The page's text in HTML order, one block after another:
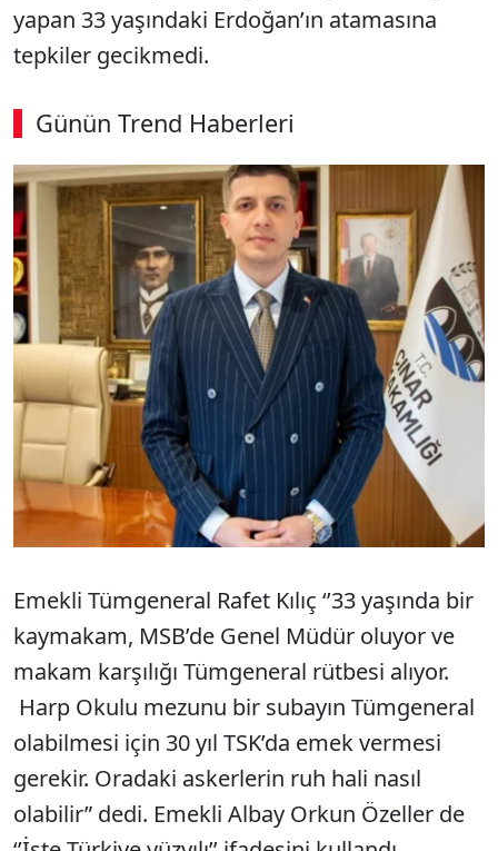
yapan 33 yaşındaki Erdoğan’ın atamasına
tepkiler gecikmedi.
Günün Trend Haberleri
Emekli Tümgeneral Rafet Kılıç ‘’33 yaşında bir
kaymakam, MSB’de Genel Müdür oluyor ve
makam karşılığı Tümgeneral rütbesi alıyor.
Harp Okulu mezunu bir subayın Tümgeneral
olabilmesi için 30 yıl TSK’da emek vermesi
gerekir. Oradaki askerlerin ruh hali nasıl
olabilir” dedi. Emekli Albay Orkun Özeller de